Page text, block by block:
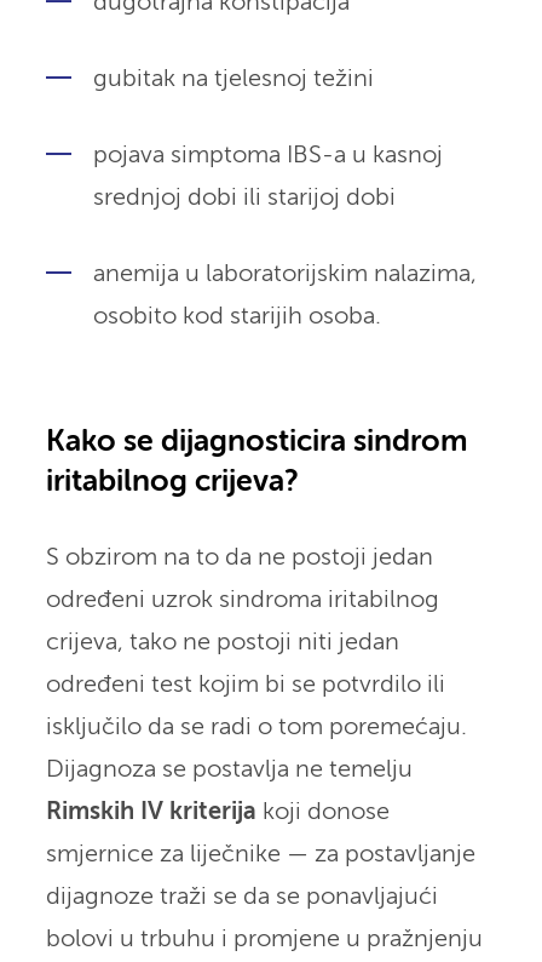
gubitak na tjelesnoj težini
pojava simptoma IBS-a u kasnoj
srednjoj dobi ili starijoj dobi
anemija u laboratorijskim nalazima,
osobito kod starijih osoba.
Kako se dijagnosticira sindrom
iritabilnog crijeva?
S obzirom na to da ne postoji jedan
određeni uzrok sindroma iritabilnog
crijeva, tako ne postoji niti jedan
određeni test kojim bi se potvrdilo ili
isključilo da se radi o tom poremećaju.
Dijagnoza se postavlja ne temelju
Rimskih IV kriterija koji donose
smjernice za liječnike — za postavljanje
dijagnoze traži se da se ponavljajući
bolovi u trbuhu i promjene u pražnjenju